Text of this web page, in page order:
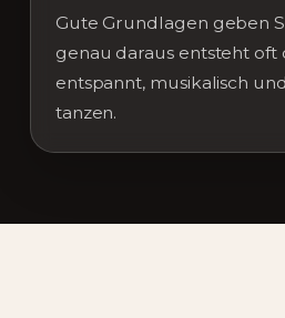
Gute Grundlagen geben
genau daraus entsteht oft
entspannt, musikalisch
tanzen.